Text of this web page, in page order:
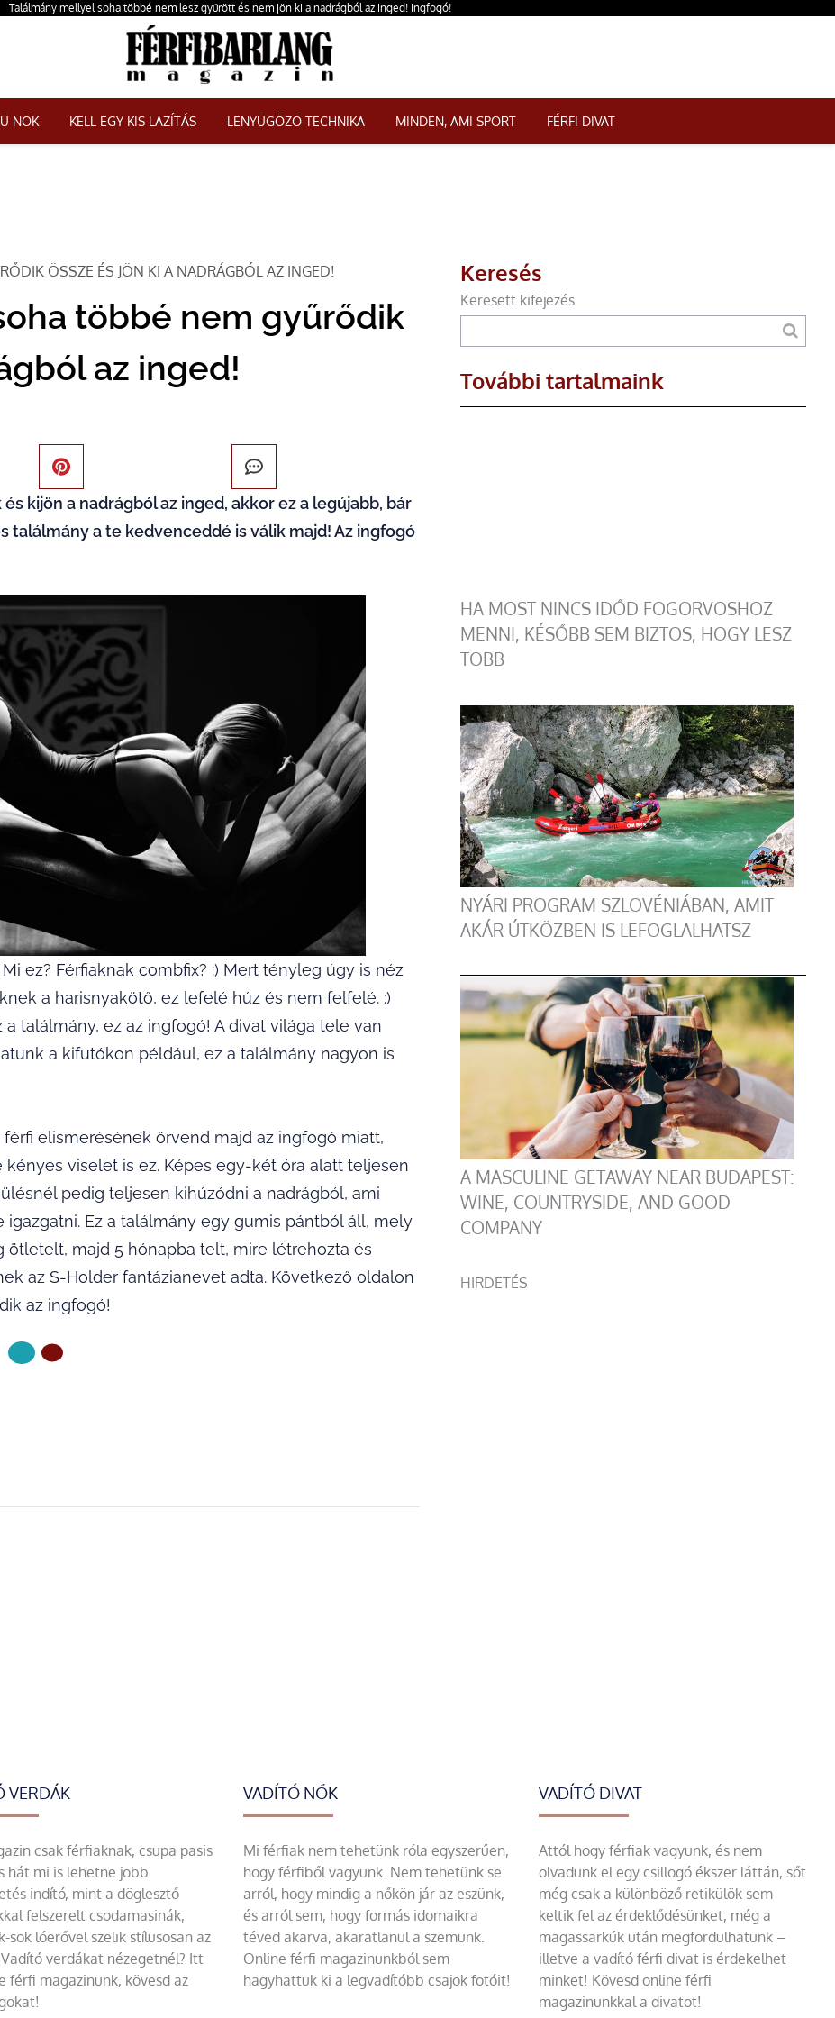
Találmány mellyel soha többé nem lesz gyűrött és nem jön ki a nadrágból az inged! Ingfogó!
NŐK KELL EGY KIS LAZÍTÁS LENYŰGÖZŐ TECHNIKA MINDEN, AMI SPORT FÉRFI DIVAT
ÖSSZE ÉS JÖN KI A NADRÁGBÓL AZ INGED!
többé nem gyűrődik
az inged!
kijön a nadrágból az inged, akkor ez a legújabb, bár
találmány a te kedvenceddé is válik majd! Az ingfogó
ez? Férfiaknak combfix? :) Mert tényleg úgy is néz
a harisnyakötő, ez lefelé húz és nem felfelé. :)
találmány, ez az ingfogó! A divat világa tele van
a kifutókon például, ez a találmány nagyon is
elismerésének örvend majd az ingfogó miatt,
viselet is ez. Képes egy-két óra alatt teljesen
pedig teljesen kihúzódni a nadrágból, ami
Ez a találmány egy gumis pántból áll, mely
ötletelt, majd 5 hónapba telt, mire létrehozta és
az S-Holder fantázianevet adta. Következő oldalon
az ingfogó!
Keresés
Keresett kifejezés
További tartalmaink
HA MOST NINCS IDŐD FOGORVOSHOZ
MENNI, KÉSŐBB SEM BIZTOS, HOGY LESZ
TÖBB
NYÁRI PROGRAM SZLOVÉNIÁBAN, AMIT
AKÁR ÚTKÖZBEN IS LEFOGLALHATSZ
A MASCULINE GETAWAY NEAR BUDAPEST:
WINE, COUNTRYSIDE, AND GOOD
COMPANY
HIRDETÉS
VERDÁK
csak férfiaknak, csupa pasis
hát mi is lehetne jobb
indító, mint a döglesztő
felszerelt csodamasinák,
sok lóerővel szelik stílusosan az
verdákat nézegetnél? Itt
férfi magazinunk, kövesd az
VADÍTÓ NŐK
Mi férfiak nem tehetünk róla egyszerűen,
hogy férfiből vagyunk. Nem tehetünk se
arról, hogy mindig a nőkön jár az eszünk,
és arról sem, hogy formás idomaikra
téved akarva, akaratlanul a szemünk.
Online férfi magazinunkból sem
hagyhattuk ki a legvadítóbb csajok fotóit!
VADÍTÓ DIVAT
Attól hogy férfiak vagyunk, és nem
olvadunk el egy csillogó ékszer láttán, sőt
még csak a különböző retikülök sem
keltik fel az érdeklődésünket, még a
magassarkúk után megfordulhatunk –
illetve a vadító férfi divat is érdekelhet
minket! Kövesd online férfi
magazinunkkal a divatot!